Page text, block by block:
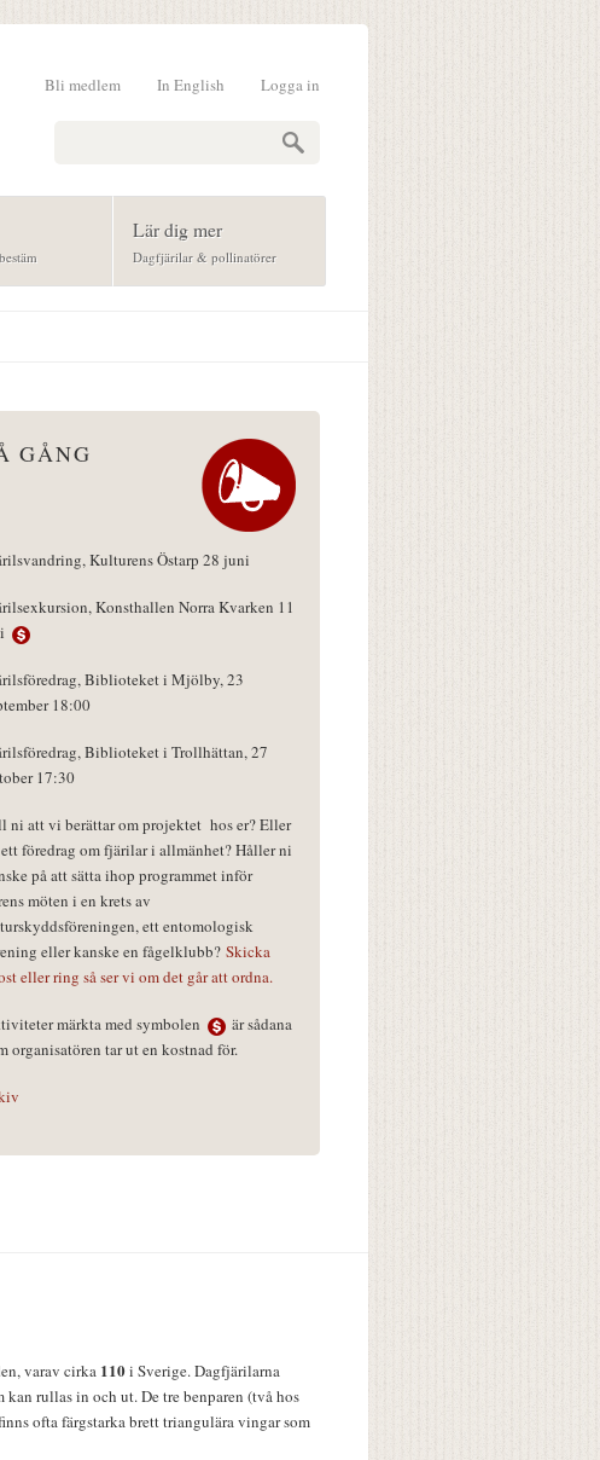
Logga in
In English
Bli medlem
Lär dig mer
Dagfjärilar & pollinatörer
GÅNG
Kulturens Östarp 28 juni
Konsthallen Norra Kvarken 11
Biblioteket i Mjölby, 23
18:00
Biblioteket i Trollhättan, 27
17:30
ni att vi berättar om projektet hos er? Eller
föredrag om fjärilar i allmänhet? Håller ni
på att sätta ihop programmet inför
möten i en krets av
ett entomologisk
eller kanske en fågelklubb? Skicka
eller ring så ser vi om det går att ordna.
märkta med symbolen
är sådana
organisatören tar ut en kostnad för.
varav cirka 110i Sverige. Dagfjärilarna
kan rullas in och ut. De tre benparen (två hos
ofta färgstarka brett triangulära vingar som